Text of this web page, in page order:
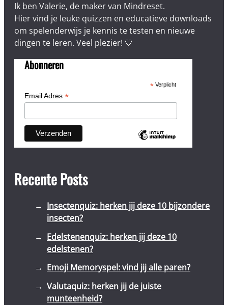
Ik ben Valerie, de maker van Mindreset.
Hier vind je leuke quizzen en educatieve downloads
om spelenderwijs je kennis te testen en nieuwe
dingen te leren. Veel plezier! 🤍
Abonneren
*Verplicht
Email Adres *
Recente Posts
Insectenquiz: herken jij deze 10 bijzondere
insecten?
Edelstenenquiz: herken jij deze 10
edelstenen?
Emoji Memoryspel: vind jij alle paren?
Valutaquiz: herken jij de juiste
munteenheid?